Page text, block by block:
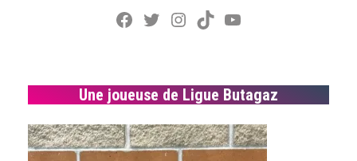
Facebook
Twitter
Instagram
TikTokYouTube
Une joueuse de Ligue Butagaz